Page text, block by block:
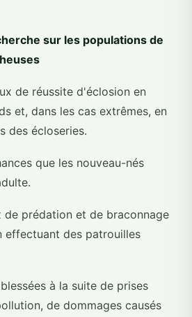
sur les populations de
de réussite d'éclosion en
et, dans les cas extrêmes, en
des écloseries.
que les nouveau-nés
de prédation et de braconnage
effectuant des patrouilles
à la suite de prises
de dommages causés